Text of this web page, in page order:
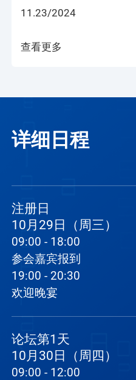
11.23/2024
查看更多
详细日程
注册日
10月29日（周三）
09:00 - 18:00
参会嘉宾报到
19:00 - 20:30
欢迎晚宴
论坛第1天
10月30日（周四）
09:00 - 12:00